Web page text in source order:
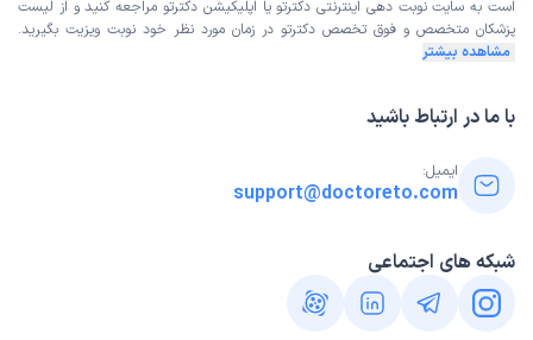
است به سایت نوبت دهی اینترنتی دکترتو یا اپلیکیشن دکترتو مراجعه کنید و از لیست
پزشکان متخصص و فوق تخصص دکترتو در زمان مورد نظر خود نوبت ویزیت بگیرید.
مشاهده بیشتر
با ما در ارتباط باشید
ایمیل:
support@doctoreto.com
شبکه های اجتماعی